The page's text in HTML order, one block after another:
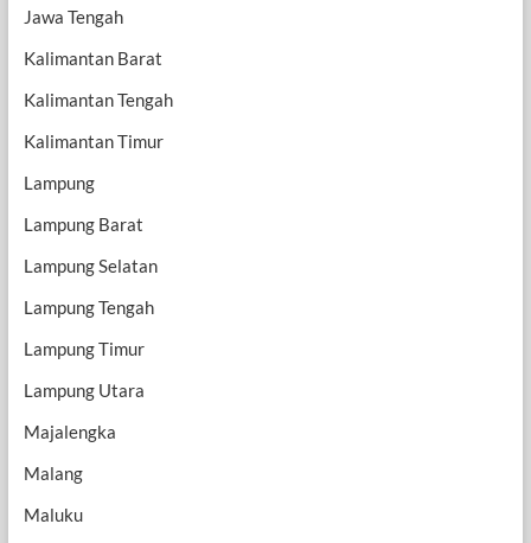
Jawa Tengah
Kalimantan Barat
Kalimantan Tengah
Kalimantan Timur
Lampung
Lampung Barat
Lampung Selatan
Lampung Tengah
Lampung Timur
Lampung Utara
Majalengka
Malang
Maluku